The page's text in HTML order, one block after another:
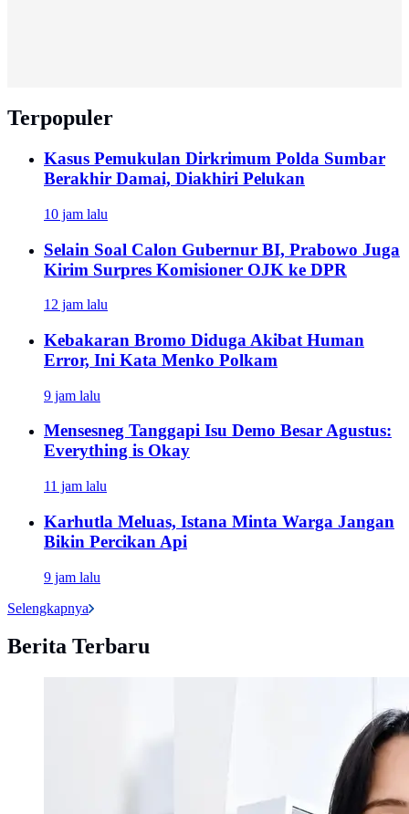
Terpopuler
Kasus Pemukulan Dirkrimum Polda Sumbar
Berakhir Damai, Diakhiri Pelukan
10 jam lalu
Selain Soal Calon Gubernur BI, Prabowo Juga
Kirim Surpres Komisioner OJK ke DPR
12 jam lalu
Kebakaran Bromo Diduga Akibat Human
Error, Ini Kata Menko Polkam
9 jam lalu
Mensesneg Tanggapi Isu Demo Besar Agustus:
Everything is Okay
11 jam lalu
Karhutla Meluas, Istana Minta Warga Jangan
Bikin Percikan Api
9 jam lalu
Selengkapnya
Berita Terbaru